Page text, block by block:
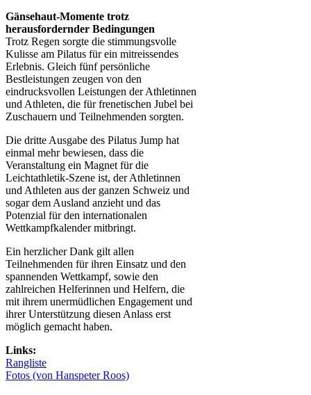
Gänsehaut-Momente trotz
herausfordernder Bedingungen
Trotz Regen sorgte die stimmungsvolle
Kulisse am Pilatus für ein mitreissendes
Erlebnis. Gleich fünf persönliche
Bestleistungen zeugen von den
eindrucksvollen Leistungen der Athletinnen
und Athleten, die für frenetischen Jubel bei
Zuschauern und Teilnehmenden sorgten.
Die dritte Ausgabe des Pilatus Jump hat
einmal mehr bewiesen, dass die
Veranstaltung ein Magnet für die
Leichtathletik-Szene ist, der Athletinnen
und Athleten aus der ganzen Schweiz und
sogar dem Ausland anzieht und das
Potenzial für den internationalen
Wettkampfkalender mitbringt.
Ein herzlicher Dank gilt allen
Teilnehmenden für ihren Einsatz und den
spannenden Wettkampf, sowie den
zahlreichen Helferinnen und Helfern, die
mit ihrem unermüdlichen Engagement und
ihrer Unterstützung diesen Anlass erst
möglich gemacht haben.
Links:
Rangliste
Fotos (von Hanspeter Roos)